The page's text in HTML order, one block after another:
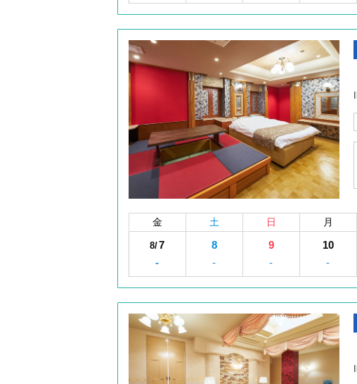
金 土 日 月
8/7
-
8
-
9
-
10
-